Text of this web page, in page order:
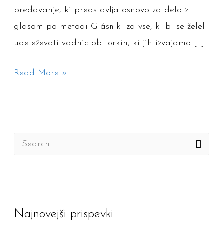
predavanje, ki predstavlja osnovo za delo z
glasom po metodi Glásniki za vse, ki bi se želeli
udeleževati vadnic ob torkih, ki jih izvajamo […]
Read More »
cNajnovejši prispevki